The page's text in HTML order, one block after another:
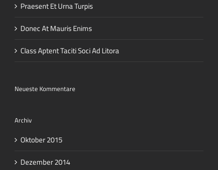
Praesent Et Urna Turpis
Donec At Mauris Enims
Class Aptent Taciti Soci Ad Litora
Neueste Kommentare
Archiv
Oktober 2015
Dezember 2014